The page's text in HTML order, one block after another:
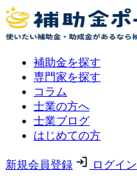
補助金を探す
専門家を探す
コラム
士業の方へ
士業ブログ
はじめての方
新規会員登録 ログイン